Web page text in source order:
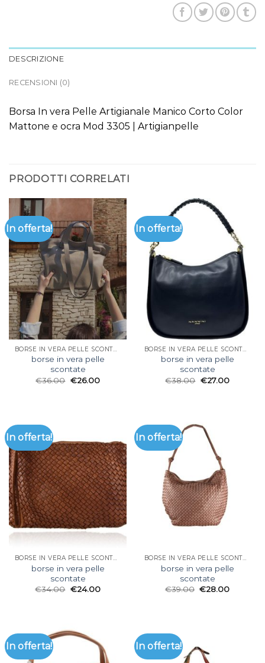
DESCRIZIONE
RECENSIONI (0)
Borsa In vera Pelle Artigianale Manico Corto Color
Mattone e ocra Mod 3305 | Artigianpelle
PRODOTTI CORRELATI
In offerta!
BORSE IN VERA PELLE SCONTATE
borse in vera pelle
scontate
€36.00 €26.00
In offerta!
BORSE IN VERA PELLE SCONTATE
borse in vera pelle
scontate
€38.00 €27.00
In offerta!
BORSE IN VERA PELLE SCONTATE
borse in vera pelle
scontate
€34.00 €24.00
In offerta!
BORSE IN VERA PELLE SCONTATE
borse in vera pelle
scontate
€39.00 €28.00
In offerta! In offerta!